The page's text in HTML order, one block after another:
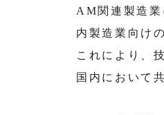
AM関連製造
内製造業向け
これにより、
国内において